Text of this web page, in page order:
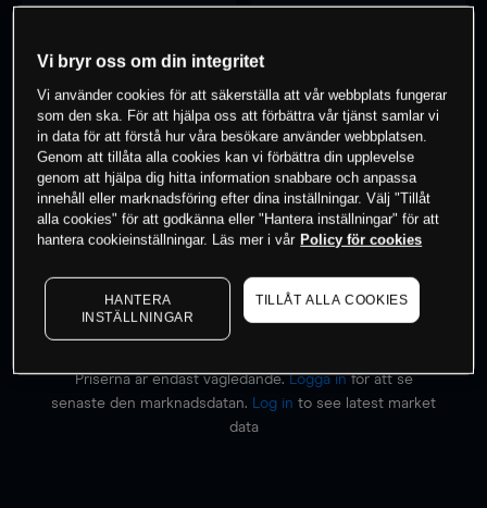
0% av kunderna har en position i detta
instrument
Börja handla
Priserna är endast vägledande.Logga inför att se
senaste den marknadsdatan.
Log in to see latest market
data
Vi bryr oss om din integritet
Vi använder cookies för att säkerställa att vår webbplats fungerar
som den ska. För att hjälpa oss att förbättra vår tjänst samlar vi
in data för att förstå hur våra besökare använder webbplatsen.
Genom att tillåta alla cookies kan vi förbättra din upplevelse
genom att hjälpa dig hitta information snabbare och anpassa
innehåll eller marknadsföring efter dina inställningar. Välj "Tillåt
alla cookies" för att godkänna eller "Hantera inställningar" för att
hantera cookieinställningar. Läs mer i vår Policy för cookies
HANTERA
INSTÄLLNINGAR
TILLÅT ALLA COOKIES